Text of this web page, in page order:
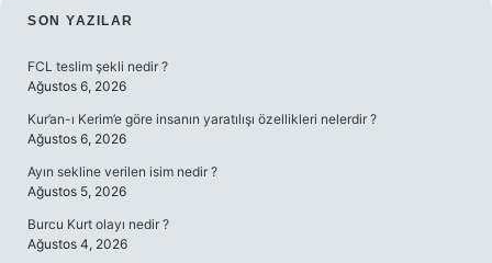
SIDEBAR
SON YAZILAR
FCL teslim şekli nedir ?
Ağustos 6, 2026
Kur’an-ı Kerim’e göre insanın yaratılışı özellikleri nelerdir ?
Ağustos 6, 2026
Ayın sekline verilen isim nedir ?
Ağustos 5, 2026
Burcu Kurt olayı nedir ?
Ağustos 4, 2026